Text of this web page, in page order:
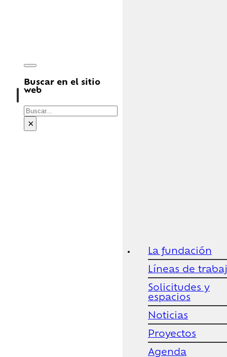
Buscar en el sitio
web
Buscar
×
La fundación
Líneas de
Solicitudes y
espacios
Noticias
Proyectos
Agenda